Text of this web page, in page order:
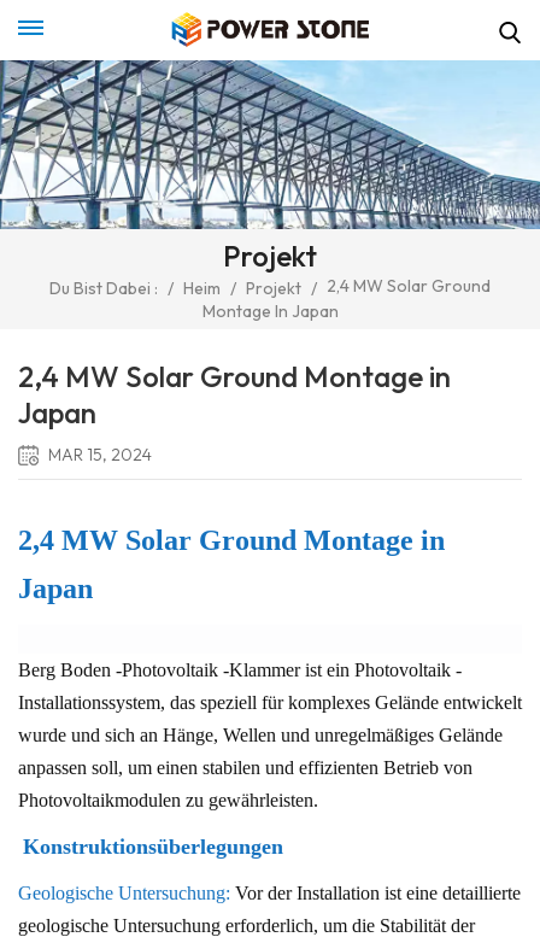
Projekt
Du Bist Dabei : / Heim / Projekt / 2,4 MW Solar Ground
Montage In Japan
2,4 MW Solar Ground Montage in
Japan
MAR 15, 2024
2,4 MW Solar Ground Montage in
Japan
Berg Boden -Photovoltaik -Klammer ist ein Photovoltaik -
Installationssystem, das speziell für komplexes Gelände entwickelt
wurde und sich an Hänge, Wellen und unregelmäßiges Gelände
anpassen soll, um einen stabilen und effizienten Betrieb von
Photovoltaikmodulen zu gewährleisten.
Konstruktionsüberlegungen
Geologische Untersuchung: Vor der Installation ist eine detaillierte
geologische Untersuchung erforderlich, um die Stabilität der